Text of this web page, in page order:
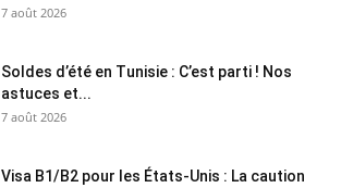
7 août 2026
Soldes d’été en Tunisie : C’est parti ! Nos
astuces et...
7 août 2026
Visa B1/B2 pour les États-Unis : La caution